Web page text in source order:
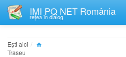
IMI PQ NET România
rețea în dialog
Ești aici
Traseu